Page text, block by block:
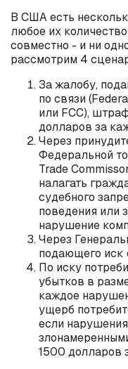
В США есть
любое их
совместно - и ни
рассмотрим 4
За жалобу,
по связи
или FCC),
долларов за
Через
Федеральной
Trade
налагать
судебного
поведения или
нарушение
Через
подающего иск
По иску
убытков в
каждое
ущерб
если
1500 долларов